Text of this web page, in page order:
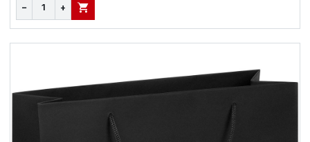
− + В КОРЗИНУ